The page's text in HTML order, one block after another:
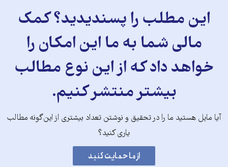
این مطلب را پسندیدید؟ کمک
مالی شما به ما این امکان را
خواهد داد که از این نوع مطالب
بیشتر منتشر کنیم.
آیا مایل هستید ما را در تحقیق و نوشتن تعداد بیشتری از این‌گونه مطالب
یاری کنید؟